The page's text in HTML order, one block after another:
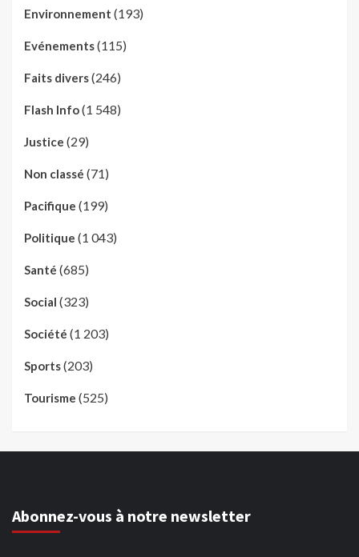
Environnement (193)
Evénements(115)
Faits divers(246)
Flash Info(1 548)
Justice (29)
Non classé (71)
Pacifique (199)
Politique (1 043)
Santé (685)
Social (323)
Société (1 203)
Sports(203)
Tourisme (525)
Abonnez-vous à notre newsletter